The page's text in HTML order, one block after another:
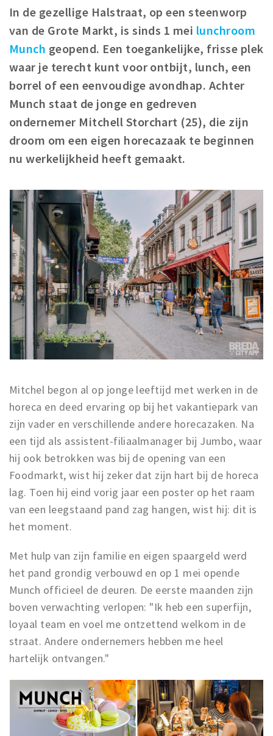
Inschrijven gemeente
Zorgverzekering
Huisarts en eerste hulp
Q&A
Breda Student Shop
Draai aan het rad!
Sport
Nieuws
Agenda
Bezienswaardigheden
Musea, theaters & podia
Uitjes & activiteiten
Studentenroutes
Natuurgebieden
Party pics
Slapen
Recreatief
Winkels
Winkelgebieden
Deals
Parkeren
Inloggen
In de gezellige Halstraat, op een steenworp
van de Grote Markt, is sinds 1 mei lunchroom
Munch geopend. Een toegankelijke, frisse plek
waar je terecht kunt voor ontbijt, lunch, een
borrel of een eenvoudige avondhap. Achter
Munch staat de jonge en gedreven
ondernemer Mitchell Storchart (25), die zijn
droom om een eigen horecazaak te beginnen
nu werkelijkheid heeft gemaakt.
Mitchel begon al op jonge leeftijd met werken in de
horeca en deed ervaring op bij het vakantiepark van
zijn vader en verschillende andere horecazaken. Na
een tijd als assistent-filiaalmanager bij Jumbo, waar
hij ook betrokken was bij de opening van een
Foodmarkt, wist hij zeker dat zijn hart bij de horeca
lag. Toen hij eind vorig jaar een poster op het raam
van een leegstaand pand zag hangen, wist hij: dit is
het moment.
Met hulp van zijn familie en eigen spaargeld werd
het pand grondig verbouwd en op 1 mei opende
Munch officieel de deuren. De eerste maanden zijn
boven verwachting verlopen: "Ik heb een superfijn,
loyaal team en voel me ontzettend welkom in de
straat. Andere ondernemers hebben me heel
hartelijk ontvangen."